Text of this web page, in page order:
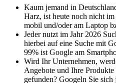
Kaum jemand in
Harz, ist heute noch nicht
mobil und/oder am Laptop
Jeder nutzt im Jahr 2026
hierbei auf eine Suche mit
99% ist Google am
Wird Ihr Unternehmen,
Angebote und Ihre
gefunden? Googeln Sie